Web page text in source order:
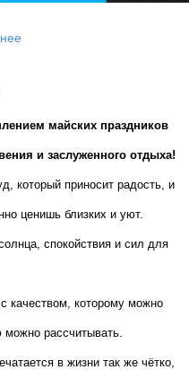
майских праздников
и заслуженного отдыха!
который приносит радость, и
ценишь близких и уют.
спокойствия и сил для
качеством, которому можно
рассчитывать.
в жизни так же чётко,